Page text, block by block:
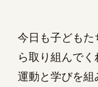
今日も子ども
ら取り組んでく
運動と学びを組